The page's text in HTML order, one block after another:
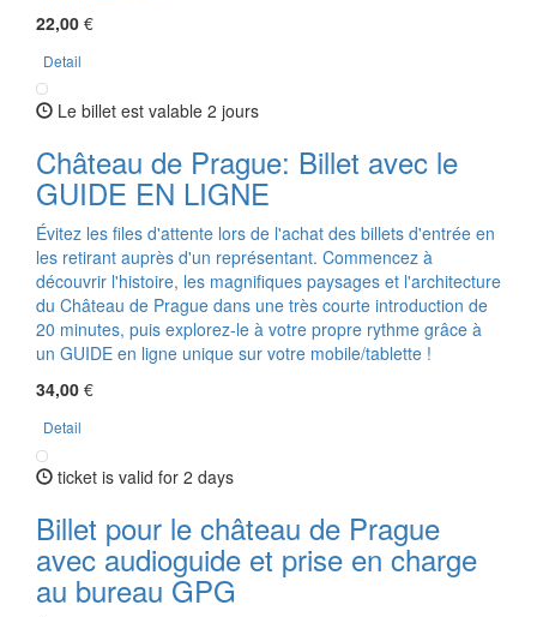
22,00 €
Detail
Le billet est valable 2 jours
Château de Prague: Billet avec le
GUIDE EN LIGNE
Évitez les files d'attente lors de l'achat des billets d'entrée en
les retirant auprès d'un représentant. Commencez à
découvrir l'histoire, les magnifiques paysages et l'architecture
du Château de Prague dans une très courte introduction de
20 minutes, puis explorez-le à votre propre rythme grâce à
un GUIDE en ligne unique sur votre mobile/tablette !
34,00 €
Detail
ticket is valid for 2 days
Billet pour le château de Prague
avec audioguide et prise en charge
au bureau GPG